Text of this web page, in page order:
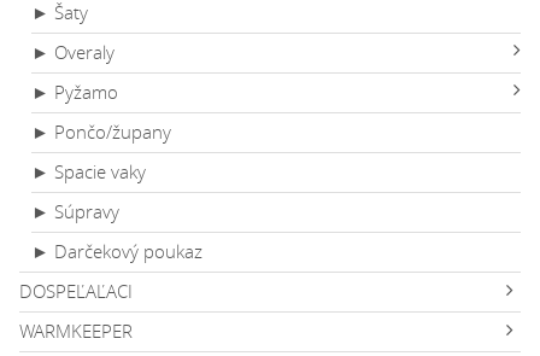
► Šaty
► Overaly
► Pyžamo
► Pončo/župany
► Spacie vaky
► Súpravy
► Darčekový poukaz
DOSPEĽAĽACI
WARMKEEPER